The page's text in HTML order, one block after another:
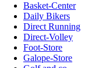
Basket-Center
Daily Bikers
Direct Running
Direct-Volley
Foot-Store
Galope-Store